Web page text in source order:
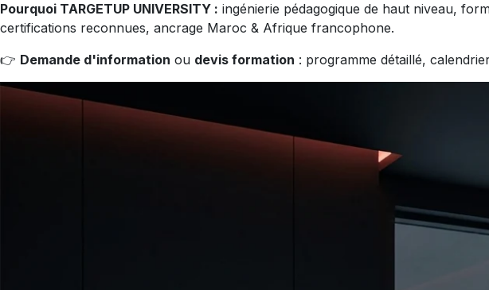
Pourquoi TARGETUP UNIVERSITY : ingénierie pédagogique de haut niveau,
certifications reconnues, ancrage Maroc & Afrique francophone.
👉 Demande d'information ou devis formation : programme détaillé,